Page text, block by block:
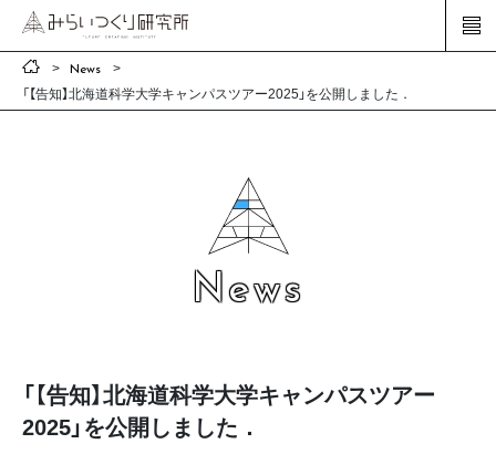
News
「【告知】北海道科学大学キャンパスツアー2025」を公開しました．
News
「【告知】北海道科学大学キャンパスツアー
2025」を公開しました．